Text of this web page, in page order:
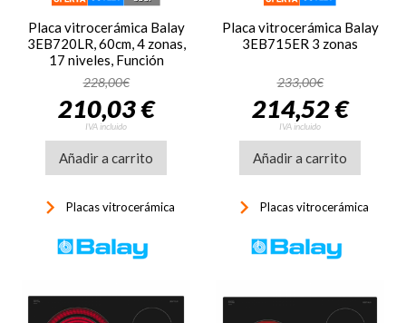
Placa vitrocerámica Balay
3EB720LR, 60cm, 4 zonas,
17 niveles, Función
Memoria, 6600W, negro
228,00€
210,03 €
IVA incluido
Añadir a carrito
keyboard_arrow_right Placas vitrocerámica
Placa vitrocerámica Balay
3EB715ER 3 zonas
233,00€
214,52 €
IVA incluido
Añadir a carrito
keyboard_arrow_right Placas vitrocerámica